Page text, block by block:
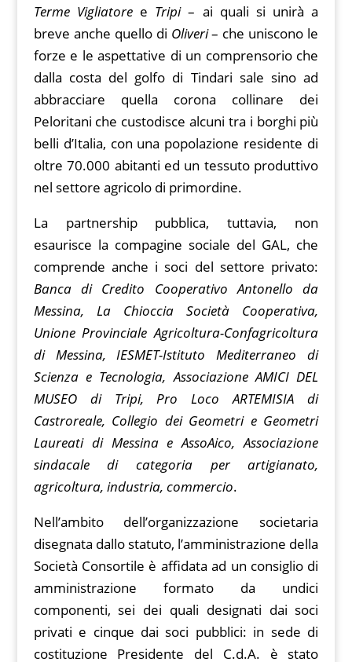
Terme Vigliatore e Tripi– ai quali si unirà a
breve anche quello di Oliveri– che uniscono le
forze e le aspettative di un comprensorio che
dalla costa del golfo di Tindari sale sino ad
abbracciare quella corona collinare dei
Peloritani che custodisce alcuni tra i borghi più
belli d’Italia, con una popolazione residente di
oltre 70.000 abitanti ed un tessuto produttivo
nel settore agricolo di primordine.
La partnership pubblica, tuttavia, non
esaurisce la compagine sociale del GAL, che
comprende anche i soci del settore privato:
Banca di Credito Cooperativo Antonello da
Messina, La Chioccia Società Cooperativa,
Unione Provinciale Agricoltura-Confagricoltura
di Messina, IESMET-Istituto Mediterraneo di
Scienza e Tecnologia, Associazione AMICI DEL
MUSEO di Tripi, Pro Loco ARTEMISIA di
Castroreale, Collegio dei Geometri e Geometri
Laureati di Messina e AssoAico, Associazione
sindacale di categoria per artigianato,
agricoltura, industria, commercio.
Nell’ambito dell’organizzazione societaria
disegnata dallo statuto, l’amministrazione della
Società Consortile è affidata ad un consiglio di
amministrazione formato da undici
componenti, sei dei quali designati dai soci
privati e cinque dai soci pubblici: in sede di
costituzione Presidente del C.d.A. è stato